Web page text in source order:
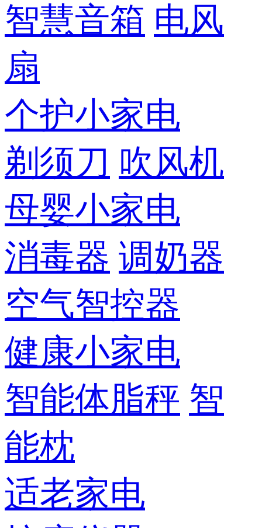
智慧音箱 电风
扇
个护小家电
剃须刀 吹风机
母婴小家电
消毒器 调奶器
空气智控器
健康小家电
智能体脂秤 智
能枕
适老家电